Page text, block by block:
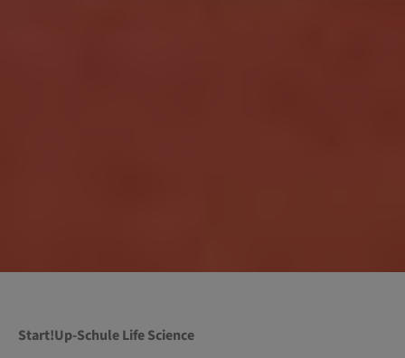
Start!Up-Schule Life Science